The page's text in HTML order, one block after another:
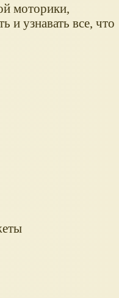
моторики,
и узнавать все, что